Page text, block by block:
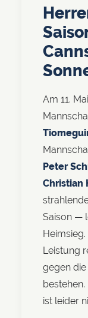
Am 11.
Peter
Christian
Saison —
Leistung
gegen die
ist leider